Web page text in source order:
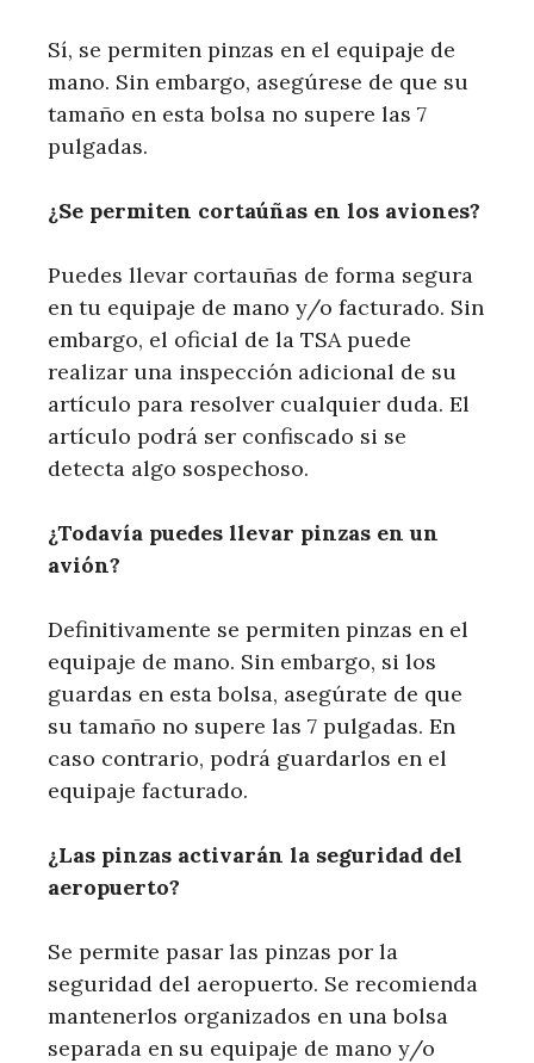
Sí, se permiten pinzas en el equipaje de
mano. Sin embargo, asegúrese de que su
tamaño en esta bolsa no supere las 7
pulgadas.
¿Se permiten cortaúñas en los aviones?
Puedes llevar cortauñas de forma segura
en tu equipaje de mano y/o facturado. Sin
embargo, el oficial de la TSA puede
realizar una inspección adicional de su
artículo para resolver cualquier duda. El
artículo podrá ser confiscado si se
detecta algo sospechoso.
¿Todavía puedes llevar pinzas en un
avión?
Definitivamente se permiten pinzas en el
equipaje de mano. Sin embargo, si los
guardas en esta bolsa, asegúrate de que
su tamaño no supere las 7 pulgadas. En
caso contrario, podrá guardarlos en el
equipaje facturado.
¿Las pinzas activarán la seguridad del
aeropuerto?
Se permite pasar las pinzas por la
seguridad del aeropuerto. Se recomienda
mantenerlos organizados en una bolsa
separada en su equipaje de mano y/o